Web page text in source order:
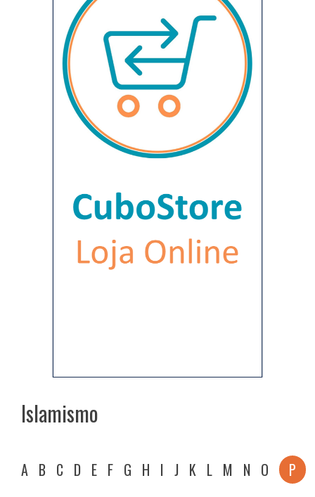
Islamismo
A B C D E F G H I J K L M N O P